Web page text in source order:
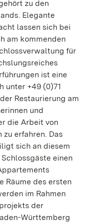
zu den
Elegante
lassen sich bei
am kommenden
für
ist eine
unter +49 (0)71
Restaurierung am
und
die Arbeit von
zu erfahren. Das
sich an diesem
einen
Räume des ersten
im Rahmen
der
Württemberg